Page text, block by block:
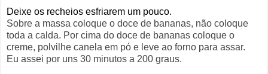
Deixe os recheios esfriarem um pouco.
Sobre a massa coloque o doce de bananas, não coloque
toda a calda. Por cima do doce de bananas coloque o
creme, polvilhe canela em pó e leve ao forno para assar.
Eu assei por uns 30 minutos a 200 graus.